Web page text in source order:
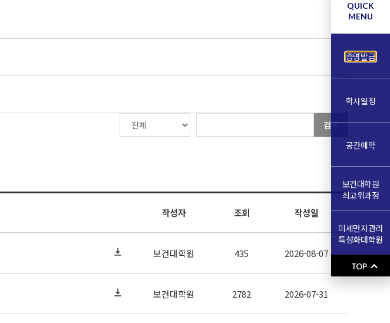
검색
작성자 조회 작성일
보건대학원 435 2026-08-07
보건대학원 2782 2026-07-31
QUICK
MENU
증명발급
학사일정
공간예약
보건대학원
최고위과정
미세먼지관리
특성화대학원
TOP